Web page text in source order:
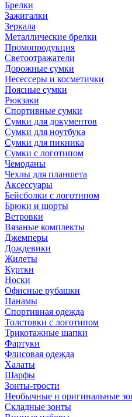
Брелки
Зажигалки
Зеркала
Металлические брелки
Промопродукция
Светоотражатели
Дорожные сумки
Несессеры и косметички
Поясные сумки
Рюкзаки
Спортивные сумки
Сумки для документов
Сумки для ноутбука
Сумки для пикника
Сумки с логотипом
Чемоданы
Чехлы для планшета
Аксессуары
Бейсболки с логотипом
Брюки и шорты
Ветровки
Вязаные комплекты
Джемперы
Дождевики
Жилеты
Куртки
Носки
Офисные рубашки
Панамы
Спортивная одежда
Толстовки с логотипом
Трикотажные шапки
Фартуки
Флисовая одежда
Халаты
Шарфы
Зонты-трости
Необычные и оригинальные
Складные зонты